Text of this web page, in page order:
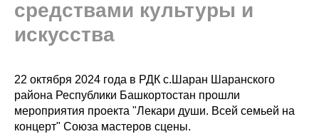
средствами культуры и
искусства
22 октября 2024 года в РДК с.Шаран Шаранского
района Республики Башкортостан прошли
мероприятия проекта "Лекари души. Всей семьей на
концерт" Союза мастеров сцены.